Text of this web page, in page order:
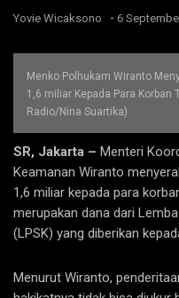
Yovie Wicaksono - 6
Menko Polhukam Wiranto
1,6 miliar Kepada Para Korban
Radio/Nina Suartika)
SR, Jakarta – Menteri
Keamanan Wiranto
1,6 miliar kepada para
merupakan dana dari
(LPSK) yang diberikan
Menurut Wiranto,